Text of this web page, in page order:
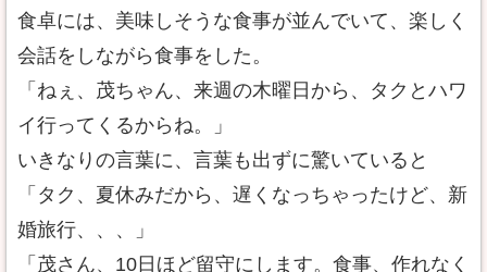
食卓には、美味しそうな食事が並んでいて、楽しく
会話をしながら食事をした。
「ねぇ、茂ちゃん、来週の木曜日から、タクとハワ
イ行ってくるからね。」
いきなりの言葉に、言葉も出ずに驚いていると
「タク、夏休みだから、遅くなっちゃったけど、新
婚旅行、、、」
「茂さん、10日ほど留守にします。食事、作れなく